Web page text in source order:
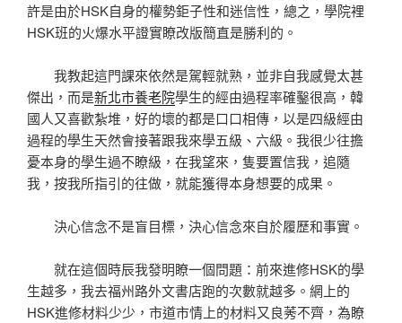
許是由於HSK自身的權勢鉅子性和迷信性，總之，學院裡
HSK班的火爆水平證實瞭改版簡直是勝利的。
我教起這門課來依然是駕輕就熟，並非自我感覺太甚
傑出，而是新北市養老院學生的經由過程率確鑿很高，韓
國人又喜歡紮堆，好的壞的都是口口相傳，以是四級經由
過程的學生天然會接著跟我來學五級、六級。我很少往擔
憂本身的學生過不瞭級，在我望來，隻要置信我，追隨
我，按我所指引的往做，就能獲得本身想要的成果。
決心信念不是盲目標，決心信念來自於履歷和事實。
就在這個時辰我發明瞭一個問題：前來進修HSK的學
生越多，我去福州路外文書店跑的次數就越多。網上的
HSK進修材料少少，市道市情上的材料又良莠不齊，為瞭